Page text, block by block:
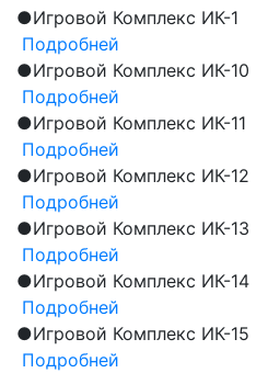
●Игровой Комплекс ИК-1
Подробней
●Игровой Комплекс ИК-10
Подробней
●Игровой Комплекс ИК-11
Подробней
●Игровой Комплекс ИК-12
Подробней
●Игровой Комплекс ИК-13
Подробней
●Игровой Комплекс ИК-14
Подробней
●Игровой Комплекс ИК-15
Подробней